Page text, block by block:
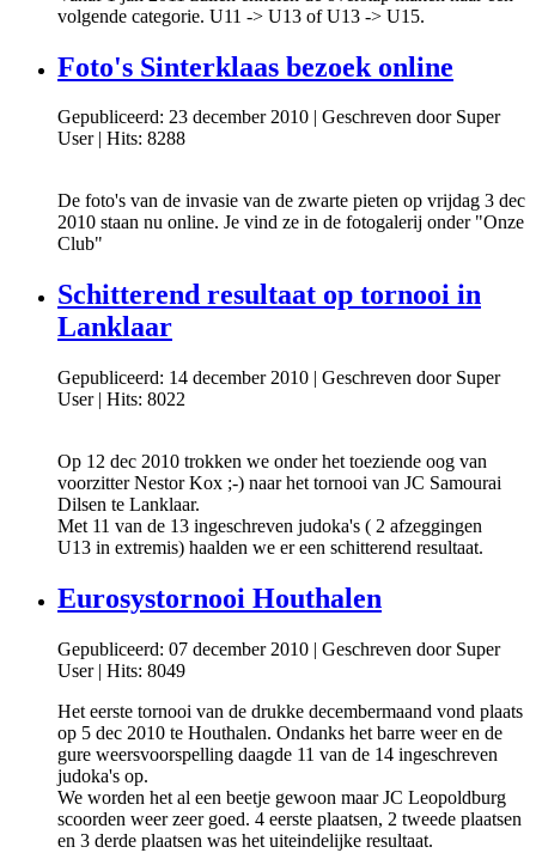
volgende categorie. U11 -> U13 of U13 -> U15.
Foto's Sinterklaas bezoek online
Gepubliceerd: 23 december 2010 | Geschreven door Super
User| Hits: 8288
De foto's van de invasie van de zwarte pieten op vrijdag 3 dec
2010 staan nu online. Je vind ze in de fotogalerij onder "Onze
Club"
Schitterend resultaat op tornooi in
Lanklaar
Gepubliceerd: 14 december 2010 | Geschreven door Super
User| Hits: 8022
Op 12 dec 2010 trokken we onder het toeziende oog van
voorzitter Nestor Kox ;-) naar het tornooi van JC Samourai
Dilsen te Lanklaar.
Met 11 van de 13 ingeschreven judoka's ( 2 afzeggingen
U13 in extremis) haalden we er een schitterend resultaat.
Eurosystornooi Houthalen
Gepubliceerd: 07 december 2010 | Geschreven door Super
User| Hits: 8049
Het eerste tornooi van de drukke decembermaand vond plaats
op 5 dec 2010 te Houthalen. Ondanks het barre weer en de
gure weersvoorspelling daagde 11 van de 14 ingeschreven
judoka's op.
We worden het al een beetje gewoon maar JC Leopoldburg
scoorden weer zeer goed. 4 eerste plaatsen, 2 tweede plaatsen
en 3 derde plaatsen was het uiteindelijke resultaat.